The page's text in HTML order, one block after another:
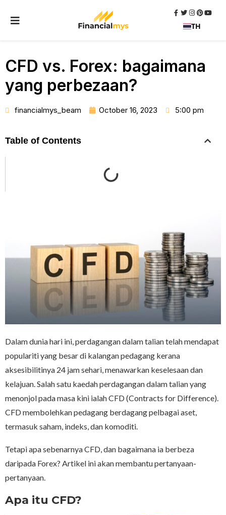
TH
CFD vs. Forex: bagaimana
yang perbezaan?
financialmys_beam October 16, 2023 5:00 pm
Table of Contents
Dalam dunia hari ini, perdagangan dalam talian telah mendapat
populariti yang besar di kalangan pedagang kerana
aksesibilitinya 24 jam sehari, menawarkan keselesaan dan
kelajuan. Salah satu kaedah perdagangan dalam talian yang
menonjol pada masa kini ialah CFD (Contracts for Difference).
CFD membolehkan pedagang berdagang pelbagai aset,
termasuk saham, indeks, dan komoditi.
Tetapi apa sebenarnya CFD, dan bagaimana ia berbeza
daripada Forex? Artikel ini akan membantu pertanyaan-
pertanyaan.
Apa itu CFD?